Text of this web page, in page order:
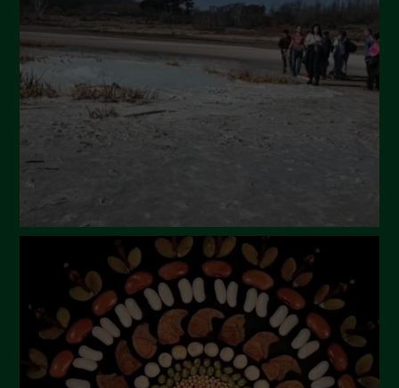
Luglio 2024
Maggio 2024
Aprile 2024
Marzo 2024
Febbraio 2024
Ottobre 2023
Settembre 2023
Agosto 2023
Luglio 2023